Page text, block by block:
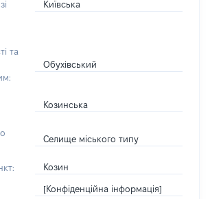
Київська
та
Обухівський
Козинська
Селище міського типу
Козин
[Конфіденційна інформація]